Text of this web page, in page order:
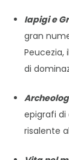
Iapigi e
gran
Peucezia,
di
epigrafi di
risalente